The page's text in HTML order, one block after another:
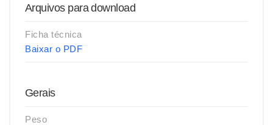
Arquivos para download
Ficha técnica
Baixar o PDF
Gerais
Peso